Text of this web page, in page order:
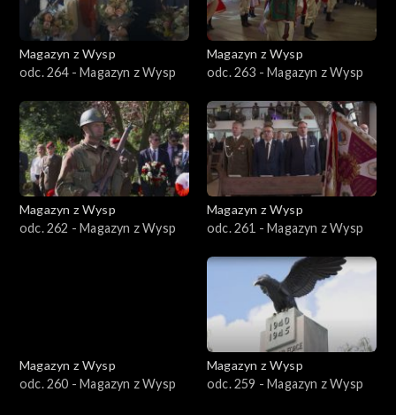
Magazyn z Wysp
odc. 264 - Magazyn z Wysp
Magazyn z Wysp
odc. 263 - Magazyn z Wysp
Magazyn z Wysp
odc. 262 - Magazyn z Wysp
Magazyn z Wysp
odc. 261 - Magazyn z Wysp
Magazyn z Wysp
odc. 260 - Magazyn z Wysp
Magazyn z Wysp
odc. 259 - Magazyn z Wysp